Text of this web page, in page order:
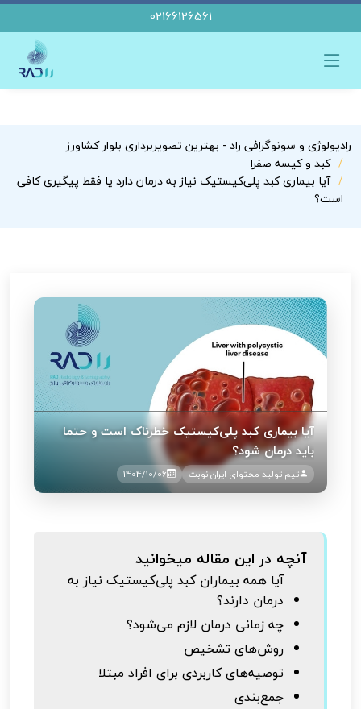
02166126561
رادیولوژی و سونوگرافی راد - بهترین تصویربرداری بلوار کشاورز
کبد و کیسه صفرا
آیا بیماری کبد پلی‌کیستیک نیاز به درمان دارد یا فقط پیگیری کافی
است؟
آیا بیماری کبد پلی‌کیستیک خطرناک است و حتما
باید درمان شود؟
تیم تولید محتوای ایران نوبت 1404/10/06
آنچه در این مقاله میخوانید
آیا همه بیماران کبد پلی‌کیستیک نیاز به
درمان دارند؟
چه زمانی درمان لازم می‌شود؟
روش‌های تشخیص
توصیه‌های کاربردی برای افراد مبتلا
جمع‌بندی